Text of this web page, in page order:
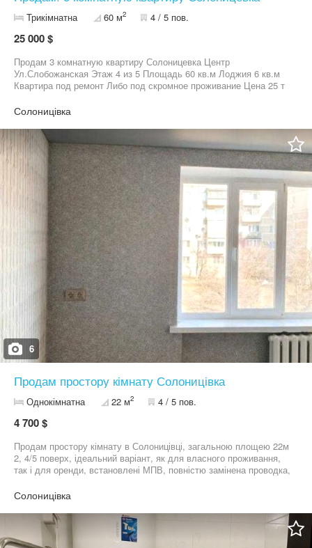
Трикімнатна 60 м2 4 / 5 пов.
25 000 $
Продам 3 комнатную квартиру Солоницевка Центр
Ул.Слобожанская Этаж 4 из 5 Площадь 60 кв.м Лоджия 6 кв.м
Квартира под ремонт Либо под скромное проживание Цена 25 т
Солоницівка
6
Продам простору кімнату Солоницівка
Однокімнатна 22 м2 4 / 5 пов.
4 700 $
Продам простору кімнату в Солоницівці, загальною площею 22м
2, 4/5 поверх, ідеальний варіант, як для власного проживання,
так і для оренди, встановлені МПВ, повністю замінена проводка,
вся інфраструктура (магазини, аптеки, школа, дитячий садок,
зупинки) в кроковій доступності. До метро Холодна Гора
10хвилин громадським транспортом. Ціна обговорюється,
документи готові до продажу. Телефонуйте покажемо в зручний
для Вас час.
Солоницівка